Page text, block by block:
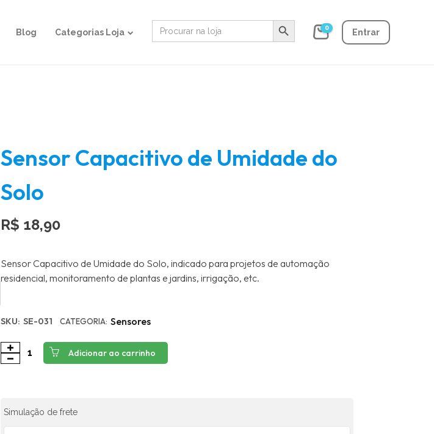
Blog Categorias Loja
Search
for:
Search Button
0 Entrar
Sensor Capacitivo de Umidade do
Solo
R$ 18,90
Sensor Capacitivo de Umidade do Solo, indicado para projetos de automação
residencial, monitoramento de plantas e jardins, irrigação, etc.
SKU: SE-031 CATEGORIA: Sensores
Adicionar ao carrinho
Simulação de frete